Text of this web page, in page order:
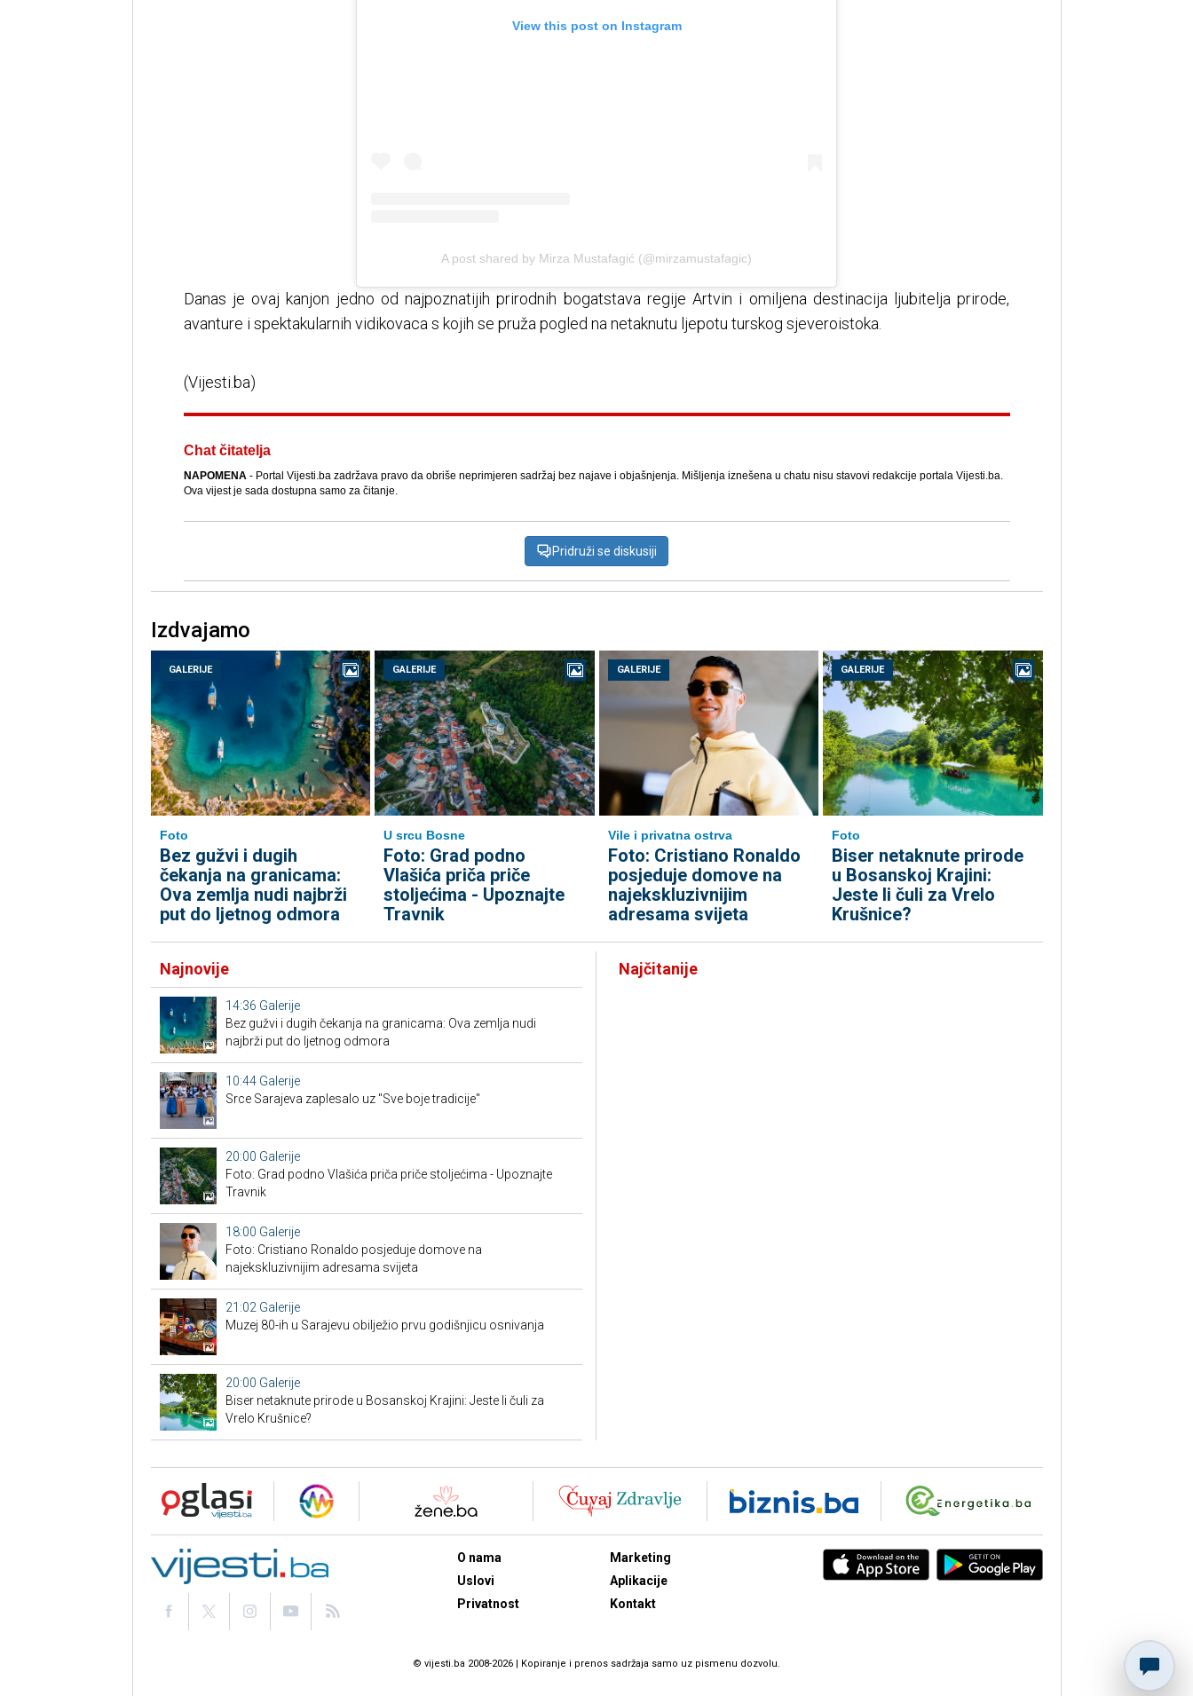
View this post on Instagram
A post shared by Mirza Mustafagić (@mirzamustafagic)
Danas je ovaj kanjon jedno od najpoznatijih prirodnih bogatstava regije Artvin i omiljena destinacija ljubitelja prirode,
avanture i spektakularnih vidikovaca s kojih se pruža pogled na netaknutu ljepotu turskog sjeveroistoka.
(Vijesti.ba)
Chat čitatelja
NAPOMENA- Portal Vijesti.ba zadržava pravo da obriše neprimjeren sadržaj bez najave i objašnjenja. Mišljenja iznešena u chatu nisu stavovi redakcije portala Vijesti.ba.
Ova vijest je sada dostupna samo za čitanje.
Pridruži se diskusiji
Izdvajamo
GALERIJE
Foto
Bez gužvi i dugih
čekanja na granicama:
Ova zemlja nudi najbrži
put do ljetnog odmora
GALERIJE
U srcu Bosne
Foto: Grad podno
Vlašića priča priče
stoljećima - Upoznajte
Travnik
GALERIJE
Vile i privatna ostrva
Foto: Cristiano Ronaldo
posjeduje domove na
najekskluzivnijim
adresama svijeta
GALERIJE
Foto
Biser netaknute prirode
u Bosanskoj Krajini:
Jeste li čuli za Vrelo
Krušnice?
Najnovije
14:36 Galerije
Bez gužvi i dugih čekanja na granicama: Ova zemlja nudi
najbrži put do ljetnog odmora
10:44 Galerije
Srce Sarajeva zaplesalo uz "Sve boje tradicije"
20:00 Galerije
Foto: Grad podno Vlašića priča priče stoljećima - Upoznajte
Travnik
18:00 Galerije
Foto: Cristiano Ronaldo posjeduje domove na
najekskluzivnijim adresama svijeta
21:02 Galerije
Muzej 80-ih u Sarajevu obilježio prvu godišnjicu osnivanja
20:00 Galerije
Biser netaknute prirode u Bosanskoj Krajini: Jeste li čuli za
Vrelo Krušnice?
Najčitanije
O nama
Uslovi
Privatnost
Marketing
Aplikacije
Kontakt
© vijesti.ba 2008-2026 | Kopiranje i prenos sadržaja samo uz pismenu dozvolu.